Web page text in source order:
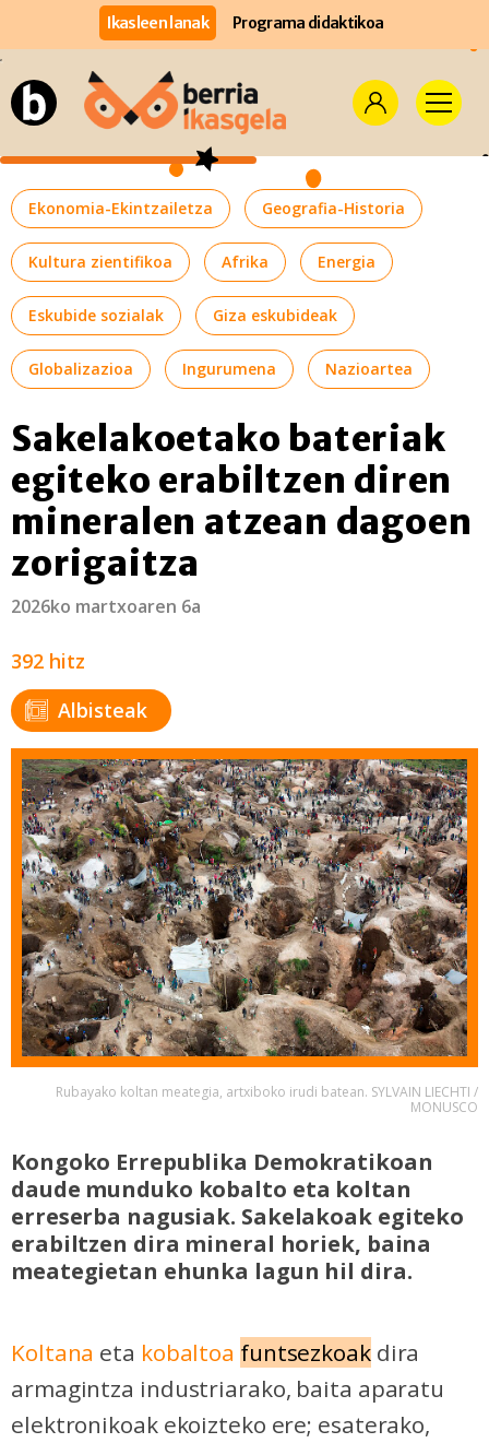
Ikasleen lanak Programa didaktikoa
Ekonomia-Ekintzailetza Geografia-Historia
Kultura zientifikoa Afrika Energia
Eskubide sozialak Giza eskubideak
Globalizazioa Ingurumena Nazioartea
Sakelakoetako bateriak
egiteko erabiltzen diren
mineralen atzean dagoen
zorigaitza
2026ko martxoaren 6a
392 hitz
Albisteak
Rubayako koltan meategia, artxiboko irudi batean. SYLVAIN LIECHTI /
MONUSCO
Kongoko Errepublika Demokratikoan
daude munduko kobalto eta koltan
erreserba nagusiak. Sakelakoak egiteko
erabiltzen dira mineral horiek, baina
meategietan ehunka lagun hil dira.
Koltana eta kobaltoa funtsezkoakdira
armagintza industriarako, baita aparatu
elektronikoak ekoizteko ere; esaterako,